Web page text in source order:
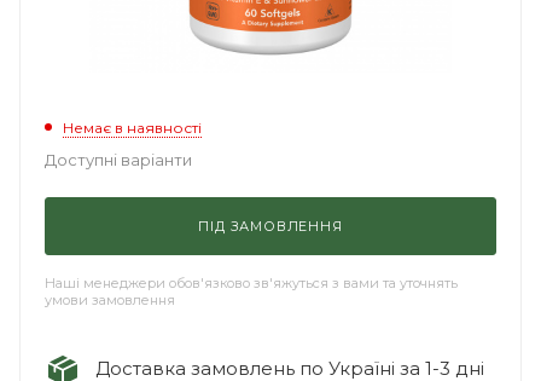
Немає в наявності
Доступні варіанти
ПІД ЗАМОВЛЕННЯ
Наші менеджери обов'язково зв'яжуться з вами та уточнять
умови замовлення
Доставка замовлень по Україні за 1-3 дні